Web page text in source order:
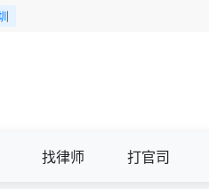
找律师 打官司